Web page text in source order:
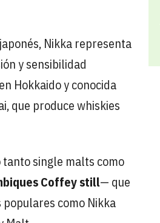
Nikka representa
y sensibilidad
Hokkaido y conocida
que produce whiskies
single malts como
Coffey still— que
como Nikka